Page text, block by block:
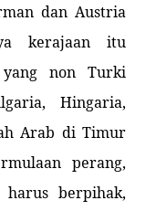
dan Austria
kerajaan itu
yang non Turki
Hingaria,
Arab di Timur
perang,
berpihak,